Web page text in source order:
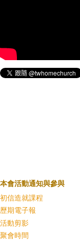
本會活動通知與參與
初信造就課程
歷期電子報
活動剪影
聚會時間